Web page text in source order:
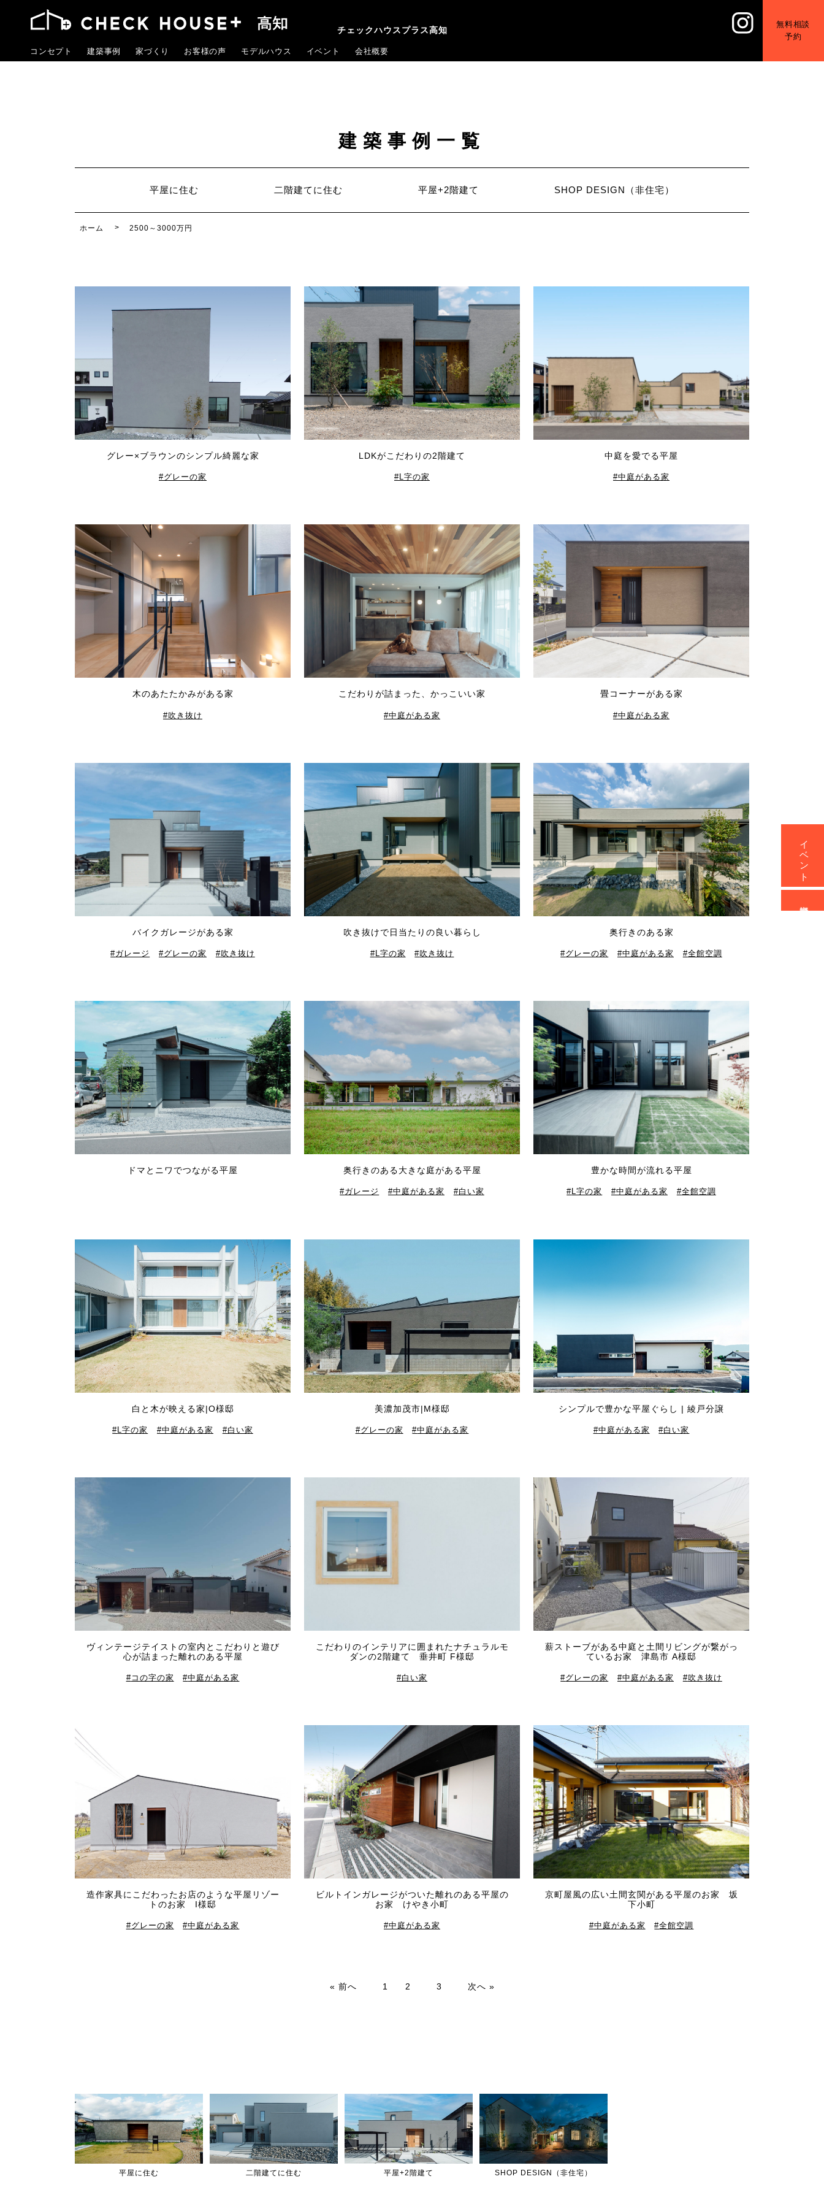
チェックハウスプラス高知
コンセプト 建築事例 家づくり お客様の声 モデルハウス イベント 会社概要
無料相談
予約
建築事例一覧
平屋に住む 二階建てに住む 平屋+2階建て SHOP DESIGN（非住宅）
ホーム 2500～3000万円
グレー×ブラウンのシンプル綺麗な家
グレーの家
LDKがこだわりの2階建て
L字の家
中庭を愛でる平屋
中庭がある家
木のあたたかみがある家
吹き抜け
こだわりが詰まった、かっこいい家
中庭がある家
畳コーナーがある家
中庭がある家
バイクガレージがある家
ガレージ グレーの家 吹き抜け
吹き抜けで日当たりの良い暮らし
L字の家 吹き抜け
奥行きのある家
グレーの家 中庭がある家 全館空調
ドマとニワでつながる平屋 奥行きのある大きな庭がある平屋
ガレージ 中庭がある家 白い家
豊かな時間が流れる平屋
L字の家 中庭がある家 全館空調
白と木が映える家|O様邸
L字の家 中庭がある家 白い家
美濃加茂市|M様邸
グレーの家 中庭がある家
シンプルで豊かな平屋ぐらし | 綾戸分譲
中庭がある家 白い家
ヴィンテージテイストの室内とこだわりと遊び
心が詰まった離れのある平屋
コの字の家 中庭がある家
こだわりのインテリアに囲まれたナチュラルモ
ダンの2階建て 垂井町 F様邸
白い家
薪ストーブがある中庭と土間リビングが繋がっ
ているお家 津島市 A様邸
グレーの家 中庭がある家 吹き抜け
造作家具にこだわったお店のような平屋リゾー
トのお家 I様邸
グレーの家 中庭がある家
ビルトインガレージがついた離れのある平屋の
お家 けやき小町
中庭がある家
京町屋風の広い土間玄関がある平屋のお家 坂
下小町
中庭がある家 全館空調
« 前へ 1 2 3 次へ »
平屋に住む 二階建てに住む 平屋+2階建て SHOP DESIGN（非住宅）
イベント